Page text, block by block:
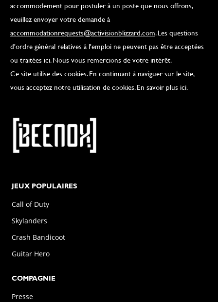
accommodement pour postuler à un poste que nous offrons,
veuillez envoyer votre demande à
accommodationrequests@activisionblizzard.com. Les questions
d'ordre général relatives à l'emploi ne peuvent pas être acceptées
ou traitées ici. Nous vous remercions de votre intérêt.
Ce site utilise des cookies. En continuant à naviguer sur le site,
vous acceptez notre utilisation de cookies. En savoir plus ici.
JEUX POPULAIRES
Call of Duty
Skylanders
Crash Bandicoot
Guitar Hero
COMPAGNIE
Presse